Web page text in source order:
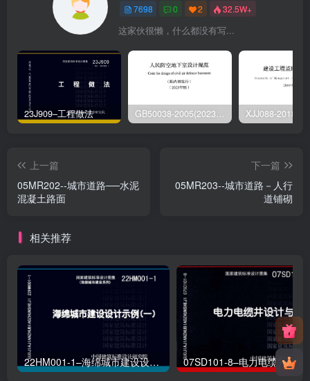
7698 0 2 32.5W+
这家伙很懒，什么都没有写...
23J909–工程做法 GB50038-2005(2023版)–人民防空地下室设计规范
上一篇
05MR202--城市道路──水泥
混凝土路面
下一篇
05MR203--城市道路－人行
道铺砌
相关推荐
22HM001-1–海绵城市建设设计示例（一）